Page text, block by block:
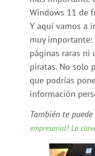
Windows 11 de
Y aquí vamos a
muy importante:
páginas raras ni
piratas. No solo
que podrías
información
También te
empresarial? La